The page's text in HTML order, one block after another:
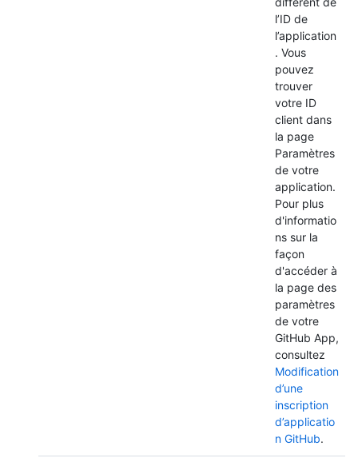
l’ID de
l’application
. Vous
pouvez
trouver
votre ID
client dans
la page
Paramètres
de votre
application.
Pour plus
d'informatio
ns sur la
façon
d'accéder à
la page des
paramètres
de votre
GitHub App,
consultez
Modification
d’une
inscription
d’applicatio
n GitHub.